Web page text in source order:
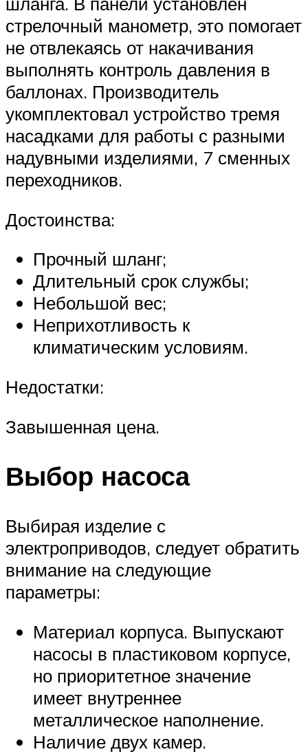
стрелочный манометр, это помогает
не отвлекаясь от накачивания
выполнять контроль давления в
баллонах. Производитель
укомплектовал устройство тремя
насадками для работы с разными
надувными изделиями, 7 сменных
переходников.
Достоинства:
Прочный шланг;
Длительный срок службы;
Небольшой вес;
Неприхотливость к
климатическим условиям.
Недостатки:
Завышенная цена.
Выбор насоса
Выбирая изделие с
электроприводов, следует обратить
внимание на следующие
параметры:
Материал корпуса. Выпускают
насосы в пластиковом корпусе,
но приоритетное значение
имеет внутреннее
металлическое наполнение.
Наличие двух камер.